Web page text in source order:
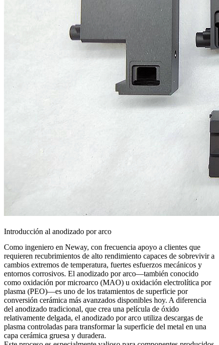
Introducción al anodizado por arco
Como ingeniero en Neway, con frecuencia apoyo a clientes que
requieren recubrimientos de alto rendimiento capaces de sobrevivir a
cambios extremos de temperatura, fuertes esfuerzos mecánicos y
entornos corrosivos. El anodizado por arco—también conocido
como oxidación por microarco (MAO) u oxidación electrolítica por
plasma (PEO)—es uno de los tratamientos de superficie por
conversión cerámica más avanzados disponibles hoy. A diferencia
del anodizado tradicional, que crea una película de óxido
relativamente delgada, el anodizado por arco utiliza descargas de
plasma controladas para transformar la superficie del metal en una
capa cerámica gruesa y duradera.